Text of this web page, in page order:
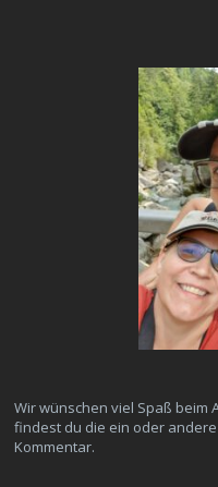
Wir wünschen viel Spaß beim
findest du die ein oder
Kommentar.